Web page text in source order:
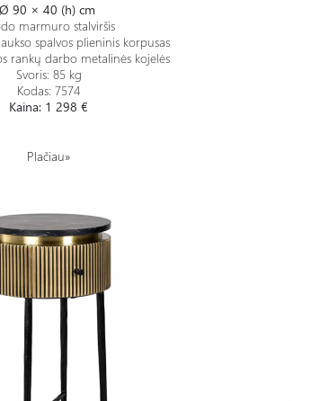
Ø 90 × 40 (h) cm
marmuro stalviršis
spalvos plieninis korpusas
rankų darbo metalinės kojelės
Svoris: 85 kg
Kodas: 7574
Kaina: 1 298 €
Plačiau»